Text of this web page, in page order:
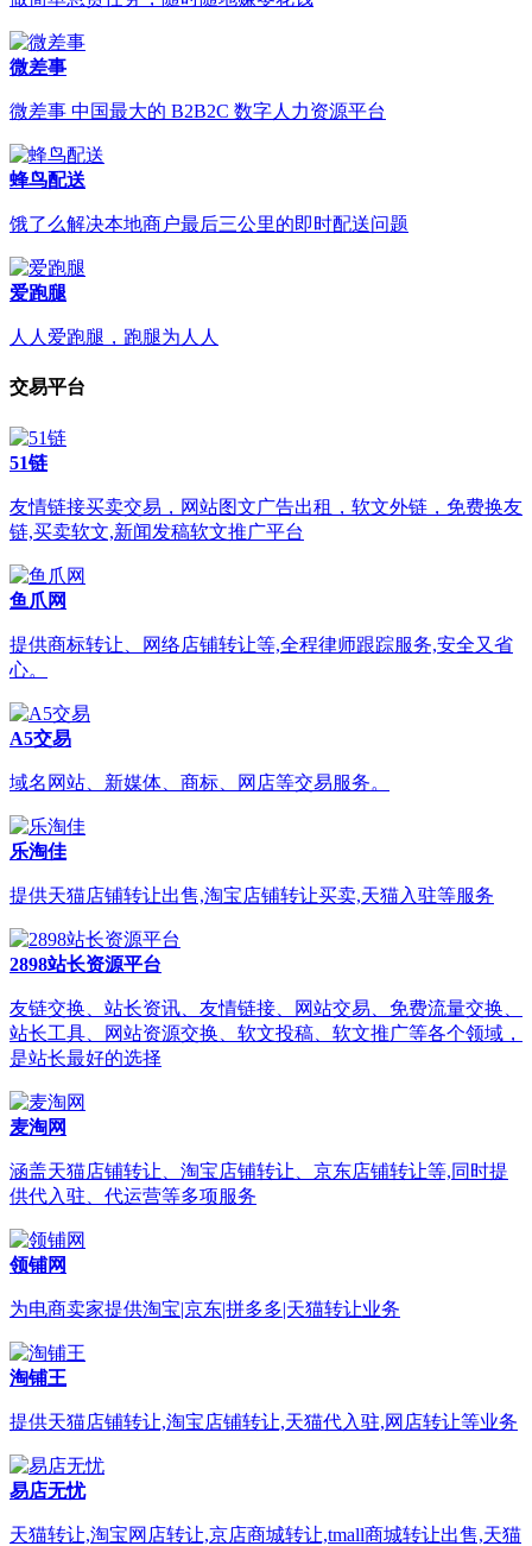
微差事
微差事 中国最大的 B2B2C 数字人力资源平台
蜂鸟配送
饿了么解决本地商户最后三公里的即时配送问题
爱跑腿
人人爱跑腿，跑腿为人人
交易平台
51链
友情链接买卖交易，网站图文广告出租，软文外链，免费换友
链,买卖软文,新闻发稿软文推广平台
鱼爪网
提供商标转让、网络店铺转让等,全程律师跟踪服务,安全又省
心。
A5交易
域名网站、新媒体、商标、网店等交易服务。
乐淘佳
提供天猫店铺转让出售,淘宝店铺转让买卖,天猫入驻等服务
2898站长资源平台
友链交换、站长资讯、友情链接、网站交易、免费流量交换、
站长工具、网站资源交换、软文投稿、软文推广等各个领域，
是站长最好的选择
麦淘网
涵盖天猫店铺转让、淘宝店铺转让、京东店铺转让等,同时提
供代入驻、代运营等多项服务
领铺网
为电商卖家提供淘宝|京东|拼多多|天猫转让业务
淘铺王
提供天猫店铺转让,淘宝店铺转让,天猫代入驻,网店转让等业务
易店无忧
天猫转让,淘宝网店转让,京店商城转让,tmall商城转让出售,天猫